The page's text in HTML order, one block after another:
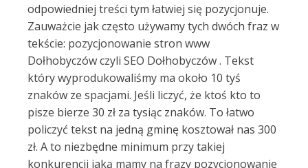
odpowiedniej treści tym łatwiej się pozycjonuje.
Zauważcie jak często używamy tych dwóch fraz w
tekście: pozycjonowanie stron www
Dołhobyczów czyli SEO Dołhobyczów . Tekst
który wyprodukowaliśmy ma około 10 tyś
znaków ze spacjami. Jeśli liczyć, że ktoś kto to
pisze bierze 30 zł za tysiąc znaków. To łatwo
policzyć tekst na jedną gminę kosztował nas 300
zł. A to niezbędne minimum przy takiej
konkurencji jaką mamy na frazy pozycjonowanie